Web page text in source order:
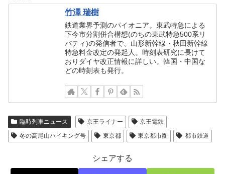
竹澤 瑞樹
鉄道業界予測のパイオニア。東武特急による
下今市分割併合構想(のちの東武特急500系リ
バティ)の発信者で、山形新幹線・秋田新幹線
特急料金改定の発起人。時刻表研究に長けて
おりダイヤ改正情報に詳しい。韓国・中国な
どの時刻表も発行。
臨時列車ニュース 京王ライナー
京王電鉄
冬の高尾山ハイキング号
東京都 東京都市圏 都市鉄道
シェアする